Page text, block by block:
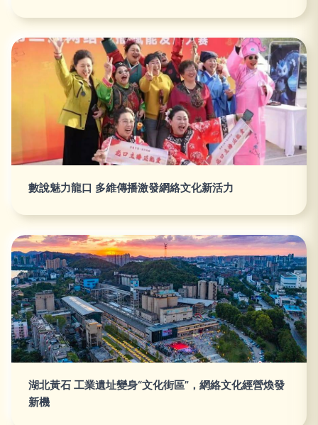
數說魅力龍口 多維傳播激發網絡文化新活力
湖北黃石 工業遺址變身“文化街區”，網絡文化經營煥發
新機